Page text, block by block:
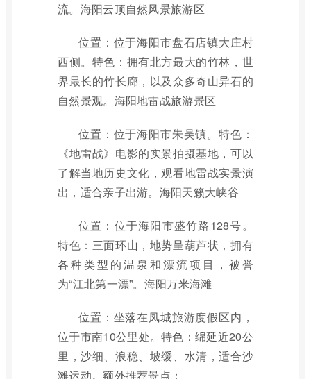
流。海阳云顶自然风景旅游区
位置：位于海阳市盘石店镇大庄村
西侧。特色：拥有北方最大的竹林，世
界最长的竹长廊，以及众多奇山异石的
自然景观。海阳地雷战旅游景区
位置：位于海阳市朱吴镇。特色：
《地雷战》电影的实景拍摄基地，可以
了解当地历史文化，观看地雷战实景演
出，适合亲子出游。海阳天籁大峡谷
位置：位于海阳市盛竹路128号。
特色：三面环山，地势呈葫芦状，拥有
各种类型的温泉和漂流项目，被誉
为“江北第一漂”。海阳万米海滩
位置：坐落在凤城旅游度假区内，
位于市南10公里处。特色：绵延近20公
里，沙细、浪稳、坡缓、水清，适合沙
滩运动。额外推荐景点：